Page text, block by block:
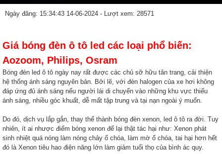
Ngày đăng: 15:34:43 14-06-2024 - Lượt xem: 28571
Giá bóng đèn ô tô led các loại phổ biến:
Aozoom, Philips, Osram
Bóng đèn led ô tô ngày nay rất được các chủ sỡ hữu tân trang, cải thiện
hệ thống ánh sáng nguyên bản. Bởi lẽ, với đèn halogen của xe hơi không
đáp ứng đủ ánh sáng nếu người lái di chuyển vào những khu vực thiếu
ánh sáng, nhiều góc khuất, dễ mất tập trung và tại nạn ngoài ý muốn.
Do đó, dịch vụ lắp gắn, thay thế thành bóng đèn xenon, led ô tô ra đời. Tuy
nhiên, ít ai nhược điểm bóng xenon để lại thật tác hại như: Xenon phát
sinh nhiệt quá nóng làm nóng chảy ổ chóa, làm mờ ổ chóa, tai hại hơn hết
đó là Xenon tiêu hao điện năng lớn làm giảm tuổi thọ của bình ác quy.